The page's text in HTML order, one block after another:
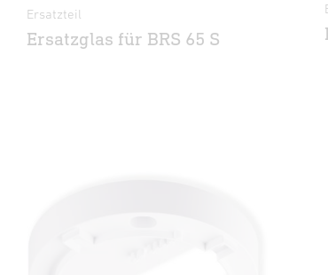
Ersatzteil
Ersatzglas für BRS 65 S